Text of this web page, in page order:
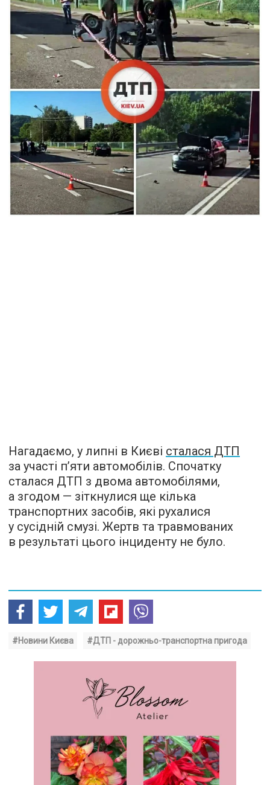
Нагадаємо, у липні в Києві сталася ДТП
за участі п’яти автомобілів. Спочатку
сталася ДТП з двома автомобілями,
а згодом — зіткнулися ще кілька
транспортних засобів, які рухалися
у сусідній смузі. Жертв та травмованих
в результаті цього інциденту не було.
#Новини Києва #ДТП - дорожньо-транспортна пригода